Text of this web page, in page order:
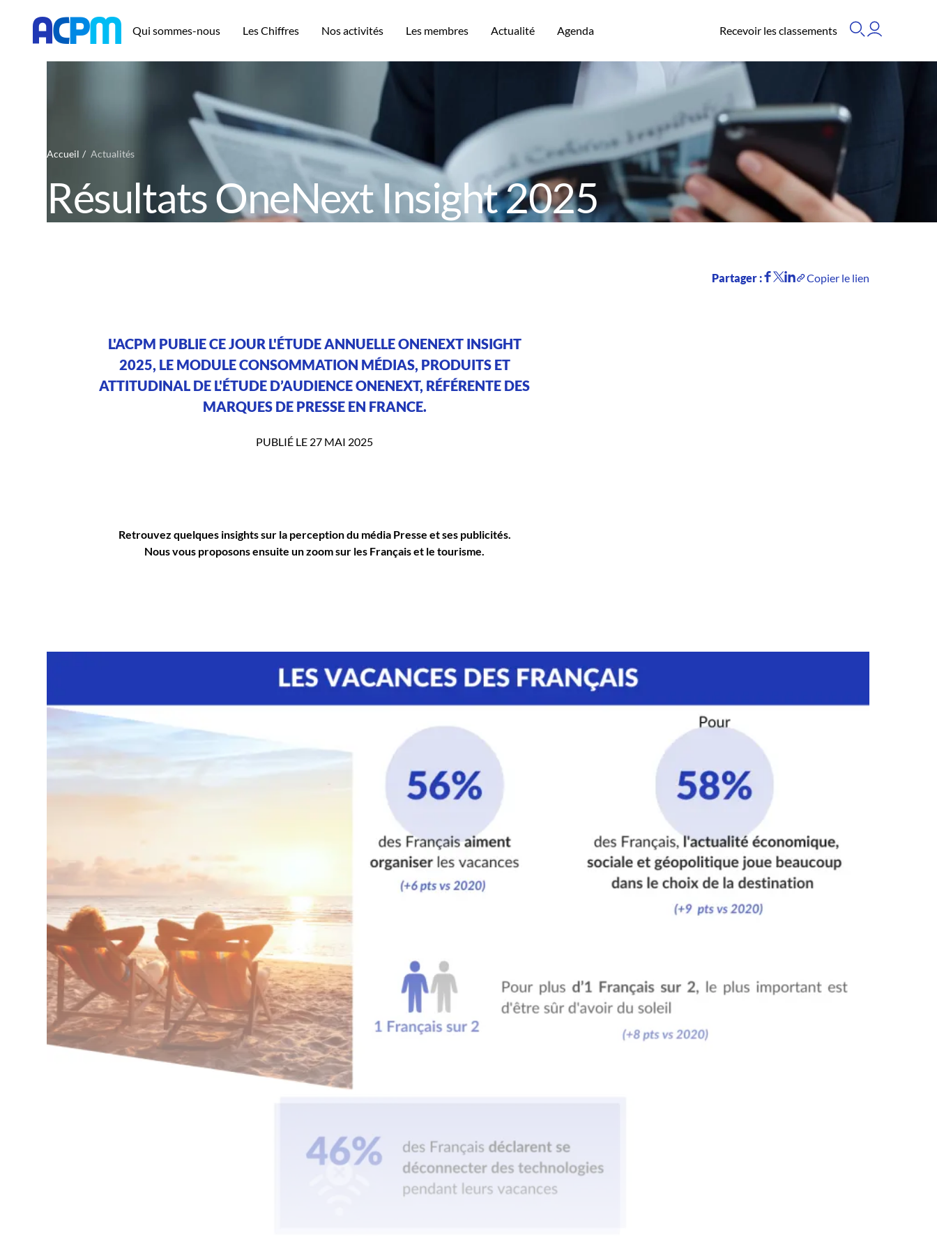
Qui sommes-nous Les Chiffres Nos activités Les membres Actualité Agenda Recevoir les classements
Accueil Actualités
Résultats OneNext Insight 2025
Partager : Copier le lien
L'ACPM PUBLIE CE JOUR L'ÉTUDE ANNUELLE ONENEXT INSIGHT
2025, LE MODULE CONSOMMATION MÉDIAS, PRODUITS ET
ATTITUDINAL DE L'ÉTUDE D’AUDIENCE ONENEXT, RÉFÉRENTE DES
MARQUES DE PRESSE EN FRANCE.
PUBLIÉ LE 27 MAI 2025
Retrouvez quelques insights sur la perception du média Presse et ses publicités.
Nous vous proposons ensuite un zoom sur les Français et le tourisme.